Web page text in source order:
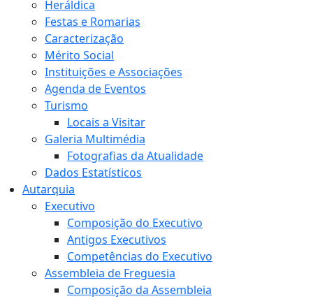
Heráldica
Festas e Romarias
Caracterização
Mérito Social
Instituições e Associações
Agenda de Eventos
Turismo
Locais a Visitar
Galeria Multimédia
Fotografias da Atualidade
Dados Estatísticos
Autarquia
Executivo
Composição do Executivo
Antigos Executivos
Competências do Executivo
Assembleia de Freguesia
Composição da Assembleia